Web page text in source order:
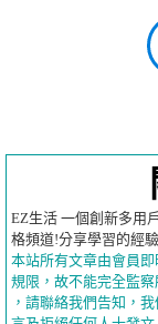
EZ生活 一個創新多用
格頻道!分享學習的經驗
本站所有文章由會員
規限，故不能完全監
，請聯絡我們告知，